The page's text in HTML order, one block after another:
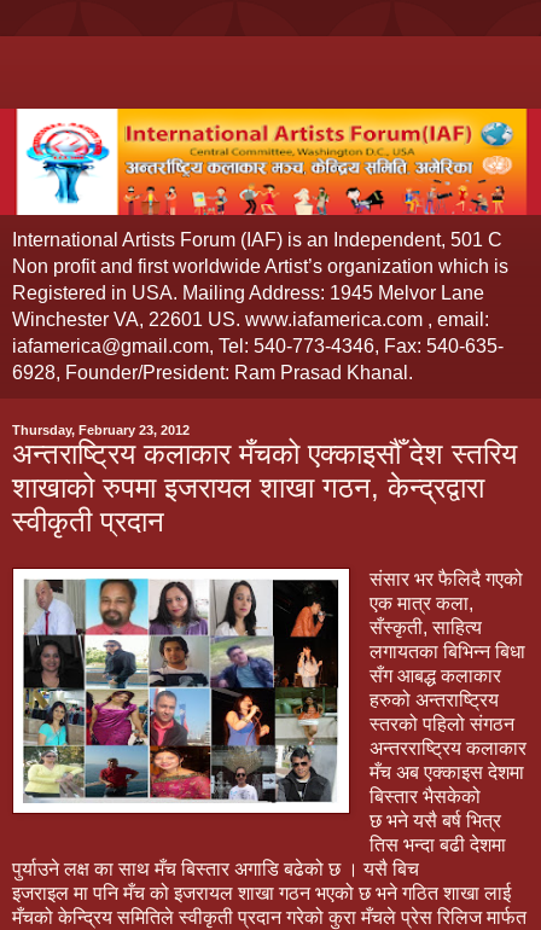
International Artists Forum (IAF) is an Independent, 501 C
Non profit and first worldwide Artist’s organization which is
Registered in USA. Mailing Address: 1945 Melvor Lane
Winchester VA, 22601 US. www.iafamerica.com , email:
iafamerica@gmail.com, Tel: 540-773-4346, Fax: 540-635-
6928, Founder/President: Ram Prasad Khanal.
Thursday, February 23, 2012
अन्तराष्ट्रिय कलाकार मँचको एक्काइसौँ देश स्तरिय
शाखाको रुपमा इजरायल शाखा गठन, केन्द्रद्वारा
स्वीकृती प्रदान
संसार भर फैलिदै गएको
एक मात्र कला,
सँस्कृती, साहित्य
लगायतका बिभिन्न बिधा
सँग आबद्ध कलाकार
हरुको अन्तराष्ट्रिय
स्तरको पहिलो संगठन
अन्तरराष्ट्रिय कलाकार
मँच अब एक्काइस देशमा
बिस्तार भैसकेको
छ भने यसै बर्ष भित्र
तिस भन्दा बढी देशमा
पुर्याउने लक्ष का साथ मँच बिस्तार अगाडि बढेको छ । यसै बिच
इजराइल मा पनि मँच को इजरायल शाखा गठन भएको छ भने गठित शाखा लाई
मँचको केन्द्रिय समितिले स्वीकृती प्रदान गरेको कुरा मँचले प्रेस रिलिज मार्फत